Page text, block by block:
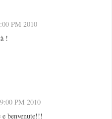
PM 2010
!
PM 2010
e benvenute!!!